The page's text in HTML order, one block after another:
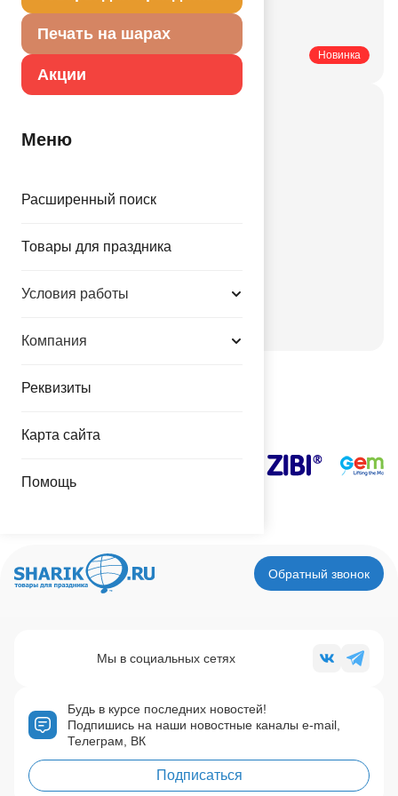
Печать на шарах
Акции
Меню
Расширенный поиск
Товары для праздника
Условия работы
Компания
Реквизиты
Карта сайта
Помощь
Купить мелким оптом
Купить в розницу
Печатные каталоги
Новинка
Свадьбы
Праздники
Детский праздник
День города
Обратный звонок
Будь в курсе последних новостей!
Подпишись на наши новостные каналы e-mail,
Телеграм, ВК
Подписаться
Мы в социальных сетях